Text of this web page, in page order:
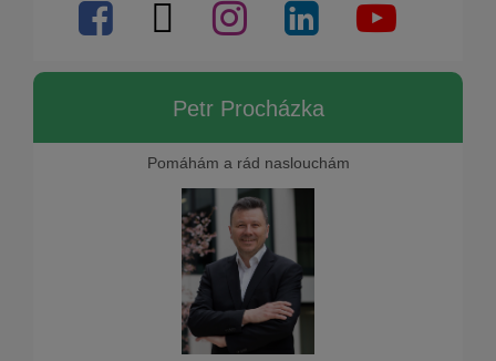
Petr Procházka
Pomáhám a rád naslouchám